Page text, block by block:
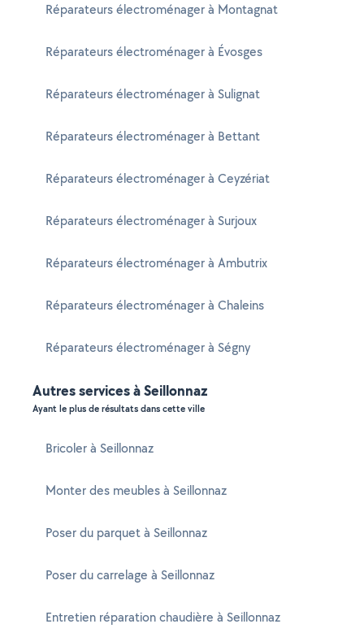
Réparateurs électroménager à Montagnat
Réparateurs électroménager à Évosges
Réparateurs électroménager à Sulignat
Réparateurs électroménager à Bettant
Réparateurs électroménager à Ceyzériat
Réparateurs électroménager à Surjoux
Réparateurs électroménager à Ambutrix
Réparateurs électroménager à Chaleins
Réparateurs électroménager à Ségny
Autres services à Seillonnaz
Ayant le plus de résultats dans cette ville
Bricoler à Seillonnaz
Monter des meubles à Seillonnaz
Poser du parquet à Seillonnaz
Poser du carrelage à Seillonnaz
Entretien réparation chaudière à Seillonnaz